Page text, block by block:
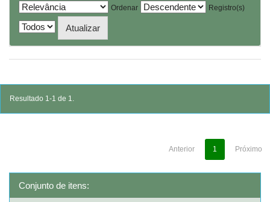
Ordenar
Registro(s)
Resultado 1-1 de 1.
Anterior 1 Próximo
Conjunto de itens: